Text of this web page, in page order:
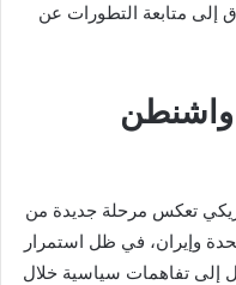
إلى متابعة التطورات عن
واشنطن
تعكس مرحلة جديدة من
وإيران، في ظل استمرار
إلى تفاهمات سياسية خلال